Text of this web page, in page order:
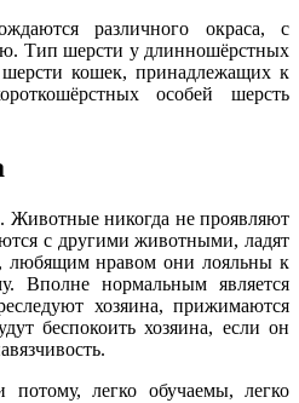
различного окраса, с
Тип шерсти у длинношёрстных
шерсти кошек, принадлежащих к
особей шерсть
Животные никогда не проявляют
с другими животными, ладят
любящим нравом они лояльны к
Вполне нормальным является
хозяина, прижимаются
беспокоить хозяина, если он
легко обучаемы, легко